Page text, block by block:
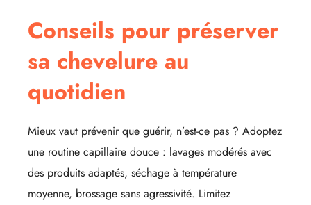
Conseils pour préserver
sa chevelure au
quotidien
Mieux vaut prévenir que guérir, n’est-ce pas ? Adoptez
une routine capillaire douce : lavages modérés avec
des produits adaptés, séchage à température
moyenne, brossage sans agressivité. Limitez